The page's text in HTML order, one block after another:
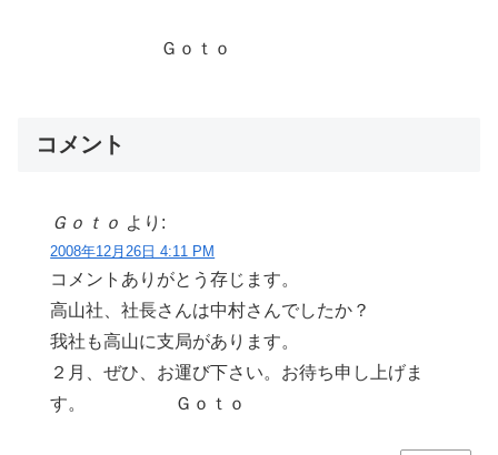
Ｇｏｔｏ
コメント
Ｇｏｔｏ より:
2008年12月26日 4:11 PM
コメントありがとう存じます。
高山社、社長さんは中村さんでしたか？
我社も高山に支局があります。
２月、ぜひ、お運び下さい。お待ち申し上げま
す。 Ｇｏｔｏ